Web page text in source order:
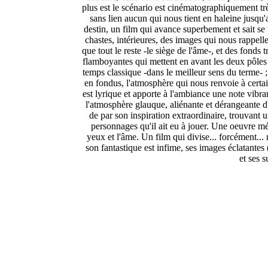
plus est le scénario est cinématographiquement
sans lien aucun qui nous tient en haleine
destin, un film qui avance superbement et sait
chastes, intérieures, des images qui nous
que tout le reste -le siège de l'âme-, et des fonds
flamboyantes qui mettent en avant les deux
temps classique -dans le meilleur sens du
en fondus, l'atmosphère qui nous renvoie à
est lyrique et apporte à l'ambiance une note
l'atmosphère glauque, aliénante et
de par son inspiration extraordinaire, trouvant
personnages qu'il ait eu à jouer. Une oeuvre
yeux et l'âme. Un film qui divise...
son fantastique est infime, ses images
et ses